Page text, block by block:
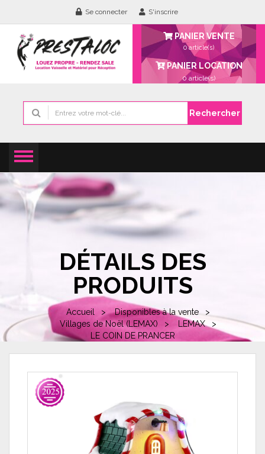
Se connecter S'inscrire
PANIER VENTE
0 article(s)
PANIER LOCATION
0 article(s)
Rechercher
DÉTAILS DES
PRODUITS
Accueil
Disponibles à la vente
Villages de Noël (LEMAX)
LEMAX
LE COIN DE PRANCER